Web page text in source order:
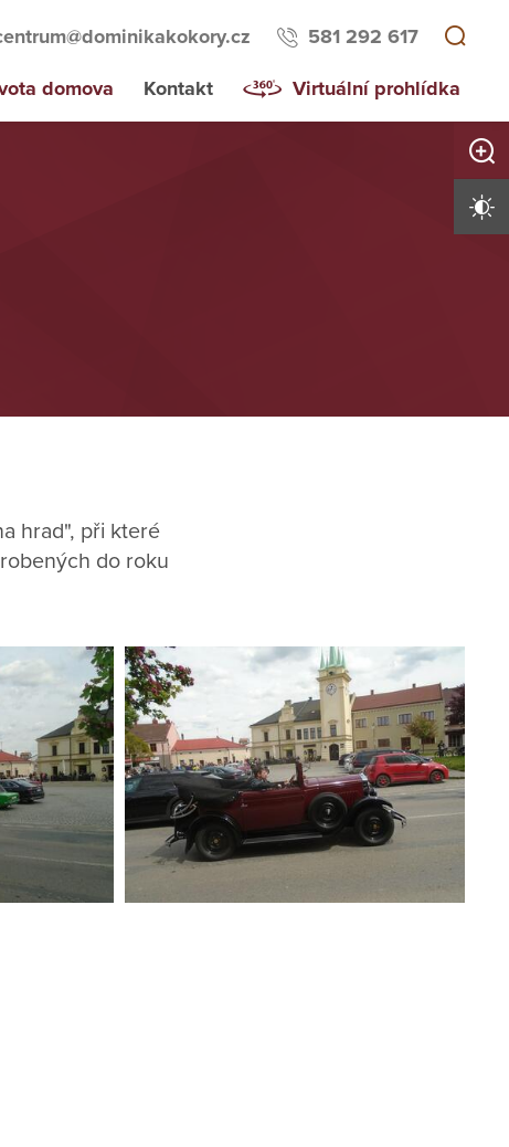
581 292 617
domova Kontakt Virtuální prohlídka
hrad", při které
do roku